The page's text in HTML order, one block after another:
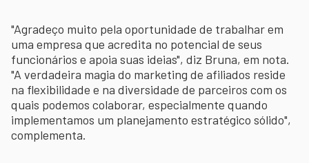
"Agradeço muito pela oportunidade de trabalhar em
uma empresa que acredita no potencial de seus
funcionários e apoia suas ideias", diz Bruna, em nota.
"A verdadeira magia do marketing de afiliados reside
na flexibilidade e na diversidade de parceiros com os
quais podemos colaborar, especialmente quando
implementamos um planejamento estratégico sólido",
complementa.